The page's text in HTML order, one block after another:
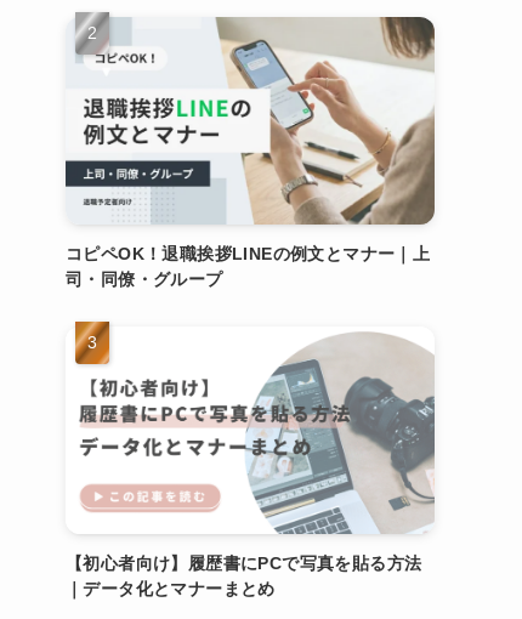
コピペOK！退職挨拶LINEの例文とマナー｜上
司・同僚・グループ
【初心者向け】履歴書にPCで写真を貼る方法
｜データ化とマナーまとめ